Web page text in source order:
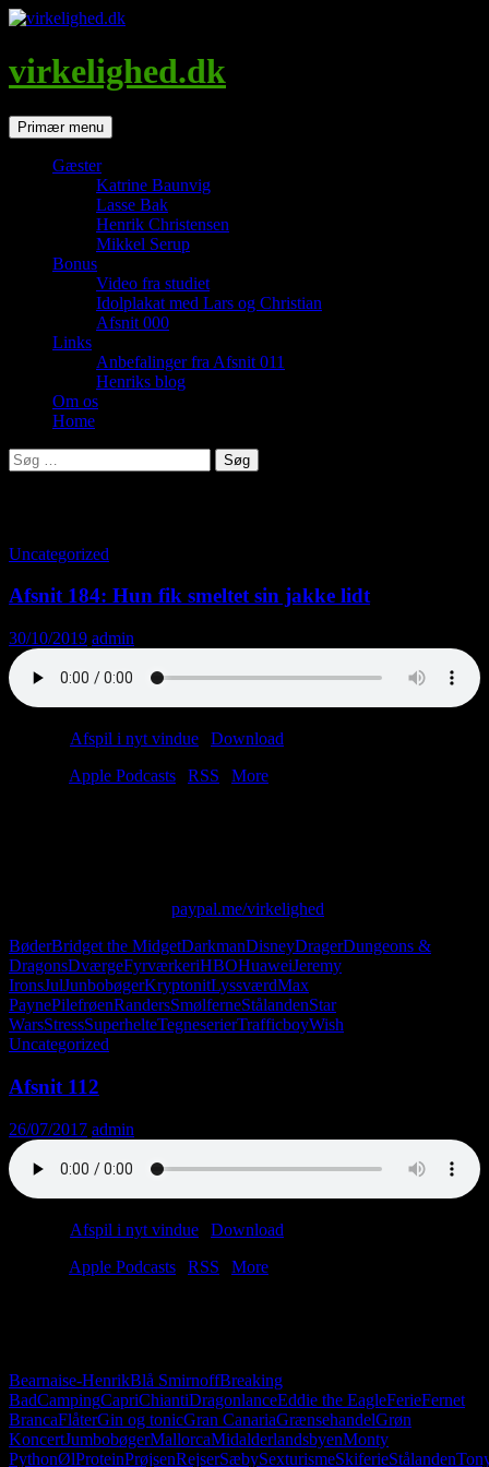
Hop
indhold
virkelighed.dk
SøgPrimær menu
Gæster
Katrine Baunvig
Lasse Bak
Henrik Christensen
Mikkel Serup
Bonus
Video fra studiet
Idolplakat med Lars og Christian
Afsnit 000
Links
Anbefalinger fra Afsnit 011
Henriks blog
Om os
Home
Søg
efter:
Uncategorized
Afsnit 184: Hun fik smeltet sin jakke lidt
30/10/2019 admin
Afspil i nyt vindue Download
Apple Podcasts RSS
More
paypal.me/virkelighed
BøderBridget the MidgetDarkmanDisneyDragerDungeons &
DragonsDværgeFyrværkeriHBOHuaweiJeremy
IronsJulJunbobøgerKryptonitLyssværdMax
PaynePilefrøenRandersSmølferneStålandenStar
WarsStressSuperhelteTegneserierTrafficboyWish
Uncategorized
Afsnit 112
26/07/2017 admin
Afspil i nyt vindue Download
Apple Podcasts RSS
More
Bearnaise-HenrikBlå SmirnoffBreaking
BadCampingCapriChiantiDragonlanceEddie the EagleFerieFernet
BrancaFlåterGin og tonicGran CanariaGrænsehandelGrøn
KoncertJumbobøgerMallorcaMidalderlandsbyenMonty
PythonØlProteinPrøjsenRejserSæbySexturismeSkiferieStålanden